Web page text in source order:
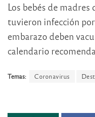
Los bebés de
tuvieron infección
embarazo deben
calendario
Temas: Coronavirus